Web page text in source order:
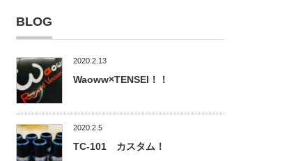
BLOG
2020.2.13
Waoww×TENSEI！！
2020.2.5
TC-101 カスタム！